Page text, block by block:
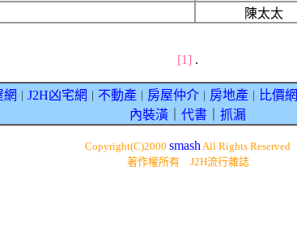
陳太太
[1] .
網 J2H凶宅網 不動產｜ 房屋仲介｜ 房地產｜ 比價網
內裝潢
代書 抓漏
Copyright(C)2000 smash All Rights Reserved
著作權所有 J2H流行雜誌